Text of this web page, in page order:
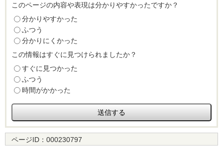
このページの内容や表現は分かりやすかったですか？
分かりやすかった
ふつう
分かりにくかった
この情報はすぐに見つけられましたか？
すぐに見つかった
ふつう
時間がかかった
ページID： 000230797